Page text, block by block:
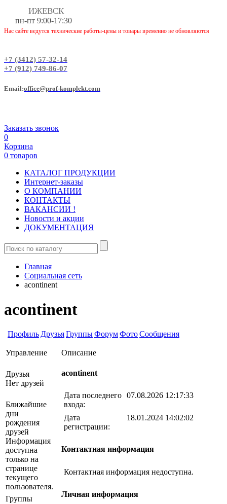
ИЖЕВСК
пн-пт 9:00-17:30
Нас сайте ведутся технические работы-цены и товары временно не обновляются
+7 (3412) 57-32-14
+7 (912) 749-86-07
Еmail:office@prof-komplekt.com
Заказать звонок
0
Корзина
0 товаров
КАТАЛОГ ПРОДУКЦИИ
Интернет-заказы
О КОМПАНИИ
КОНТАКТЫ
ВАКАНСИИ !
Новости и акции
ДОКУМЕНТАЦИЯ
Главная
Социальная сеть
acontinent
acontinent
ПрофильДрузьяГруппыФорумФотоСообщения
Управление
Друзья
Нет друзей
Ближайшие
дни
рождения
друзей
Информация
доступна
только на
странице
текущего
пользователя.
Группы
Описание
acontinent
Дата последнего
входа:
07.08.2026 12:17:33
Дата
регистрации:
18.01.2024 14:02:02
Контактная информация
Контактная информация недоступна.
Личная информация